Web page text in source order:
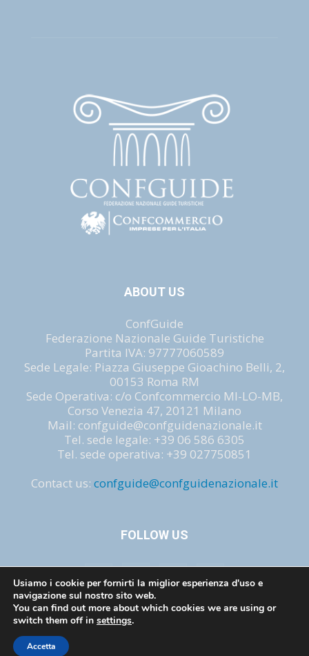
ABOUT US
ConfGuide
Federazione Nazionale Guide Turistiche
Partita IVA: 97777060589
Sede Legale: Piazza Giuseppe Gioachino Belli, 2,
00153 Roma RM
Sede Operativa: c/o Confcommercio MI-LO-MB,
Corso Venezia 47, 20121 Milano
Mail: confguide@confguidenazionale.it
Tel. sede legale: +39 06 586 6305
Tel. sede operativa: +39 027750851
Contact us: confguide@confguidenazionale.it
FOLLOW US
Privacy e cookie
Usiamo i cookie per fornirti la miglior esperienza d'uso e
navigazione sul nostro sito web.
You can find out more about which cookies we are using or
switch them off in settings.
Accetta